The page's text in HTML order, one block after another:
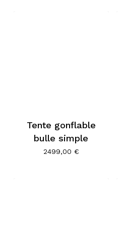
Tente gonflable
bulle simple
2499,00 €